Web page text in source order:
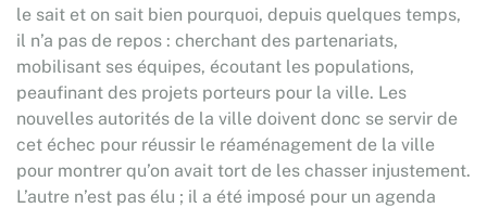
le sait et on sait bien pourquoi, depuis quelques temps,
il n’a pas de repos : cherchant des partenariats,
mobilisant ses équipes, écoutant les populations,
peaufinant des projets porteurs pour la ville. Les
nouvelles autorités de la ville doivent donc se servir de
cet échec pour réussir le réaménagement de la ville
pour montrer qu’on avait tort de les chasser injustement.
L’autre n’est pas élu ; il a été imposé pour un agenda